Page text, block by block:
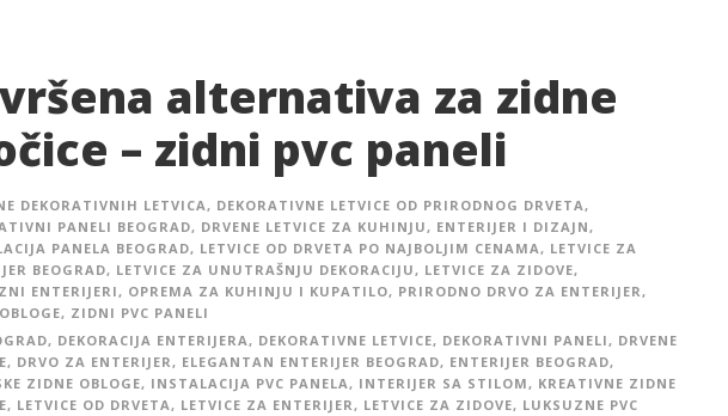
alternativa za zidne
– zidni pvc paneli
DEKORATIVNIH LETVICA, DEKORATIVNE LETVICE OD PRIRODNOG DRVETA,
PANELI BEOGRAD, DRVENE LETVICE ZA KUHINJU, ENTERIJER I DIZAJN,
PANELA BEOGRAD, LETVICE OD DRVETA PO NAJBOLJIM CENAMA, LETVICE ZA
BEOGRAD, LETVICE ZA UNUTRAŠNJU DEKORACIJU, LETVICE ZA ZIDOVE,
ENTERIJERI, OPREMA ZA KUHINJU I KUPATILO, PRIRODNO DRVO ZA ENTERIJER,
, ZIDNI PVC PANELI
, DEKORACIJA ENTERIJERA, DEKORATIVNE LETVICE, DEKORATIVNI PANELI, DRVENE
, DRVO ZA ENTERIJER, ELEGANTAN ENTERIJER BEOGRAD, ENTERIJER BEOGRAD,
ZIDNE OBLOGE, INSTALACIJA PVC PANELA, INTERIJER SA STILOM, KREATIVNE ZIDNE
, LETVICE OD DRVETA, LETVICE ZA ENTERIJER, LETVICE ZA ZIDOVE, LUKSUZNE PVC